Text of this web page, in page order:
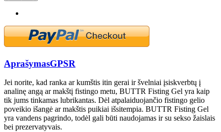
AprašymasGPSR
Jei norite, kad ranka ar kumštis itin gerai ir švelniai įsiskverbtų į
analinę angą ar makštį fistingo metu, BUTTR Fisting Gel yra kaip
tik jums tinkamas lubrikantas. Dėl atpalaiduojančio fistingo gelio
poveikio išangė ar makštis puikiai išsitempia. BUTTR Fisting Gel
yra vandens pagrindo, todėl gali būti naudojamas ir su sekso žaislais
bei prezervatyvais.